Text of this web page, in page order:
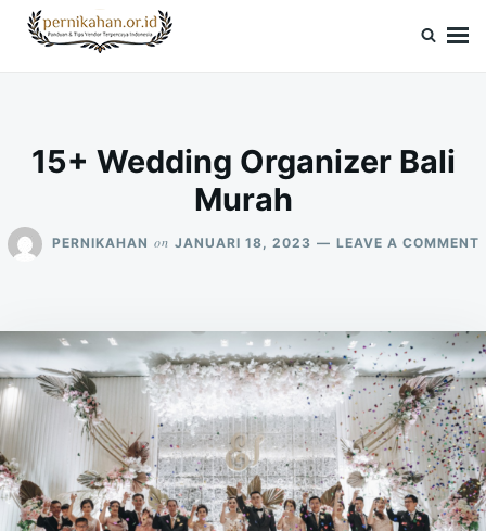
SkipSearch
for:
15+ Wedding Organizer Bali
Murah
PERNIKAHAN on JANUARI 18, 2023 LEAVE A COMMENT